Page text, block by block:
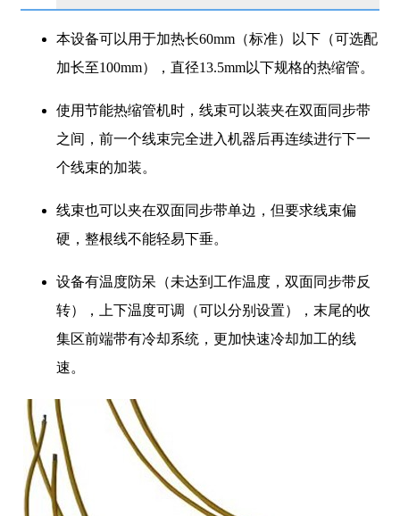
本设备可以用于加热长60mm（标准）以下（可选配
加长至100mm），直径13.5mm以下规格的热缩管。
使用节能热缩管机时，线束可以装夹在双面同步带
之间，前一个线束完全进入机器后再连续进行下一
个线束的加装。
线束也可以夹在双面同步带单边，但要求线束偏
硬，整根线不能轻易下垂。
设备有温度防呆（未达到工作温度，双面同步带反
转），上下温度可调（可以分别设置），末尾的收
集区前端带有冷却系统，更加快速冷却加工的线
速。